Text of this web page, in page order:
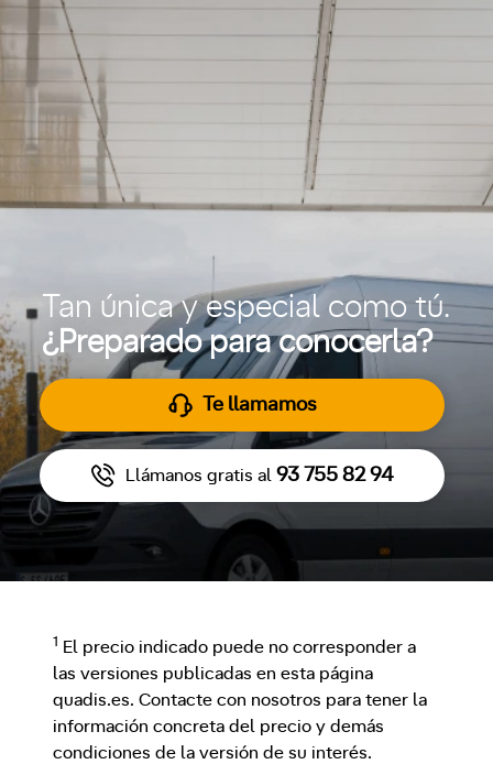
Tan única y especial como tú.
¿Preparado para conocerla?
Te llamamos
Llámanos gratis al 93 755 82 94
1
El precio indicado puede no corresponder a
las versiones publicadas en esta página
quadis.es. Contacte con nosotros para tener la
información concreta del precio y demás
condiciones de la versión de su interés.